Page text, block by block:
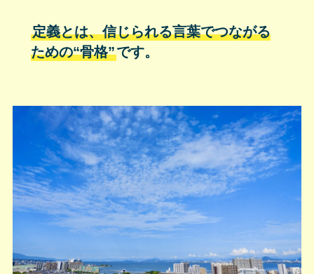
定義とは、信じられる言葉でつながる
ための“骨格”です。